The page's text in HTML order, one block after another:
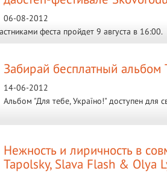
06-08-2012
феста пройдет 9 августа в 16:00.
Забирай бесплатный альбом
14-06-2012
Альбом "Для тебе, Україно!" доступен для
Нежность и лиричность в
Tapolsky, Slava Flash & Olya